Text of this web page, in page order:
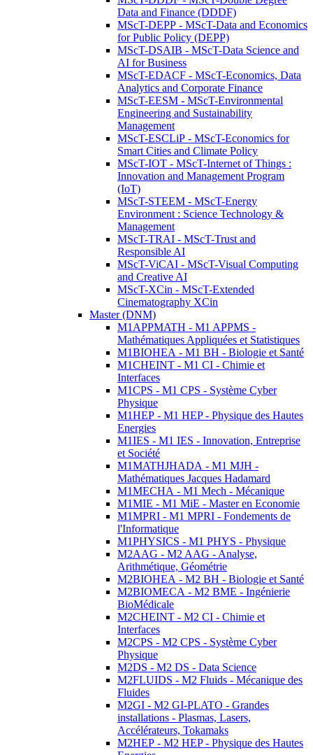
Data and Finance (DDDF)
MScT-DEPP - MScT-Data and Economics
for Public Policy (DEPP)
MScT-DSAIB - MScT-Data Science and
AI for Business
MScT-EDACF - MScT-Economics, Data
Analytics and Corporate Finance
MScT-EESM - MScT-Environmental
Engineering and Sustainability
Management
MScT-ESCLiP - MScT-Economics for
Smart Cities and Climate Policy
MScT-IOT - MScT-Internet of Things :
Innovation and Management Program
(IoT)
MScT-STEEM - MScT-Energy
Environment : Science Technology &
Management
MScT-TRAI - MScT-Trust and
Responsible AI
MScT-ViCAI - MScT-Visual Computing
and Creative AI
MScT-XCin - MScT-Extended
Cinematography XCin
Master (DNM)
M1APPMATH - M1 APPMS -
Mathématiques Appliquées et Statistiques
M1BIOHEA - M1 BH - Biologie et Santé
M1CHEINT - M1 CI - Chimie et
Interfaces
M1CPS - M1 CPS - Système Cyber
Physique
M1HEP - M1 HEP - Physique des Hautes
Energies
M1IES - M1 IES - Innovation, Entreprise
et Société
M1MATHJHADA - M1 MJH -
Mathématiques Jacques Hadamard
M1MECHA - M1 Mech - Mécanique
M1MIE - M1 MiE - Master en Economie
M1MPRI - M1 MPRI - Fondements de
l'Informatique
M1PHYSICS - M1 PHYS - Physique
M2AAG - M2 AAG - Analyse,
Arithmétique, Géométrie
M2BIOHEA - M2 BH - Biologie et Santé
M2BIOMECA - M2 BME - Ingénierie
BioMédicale
M2CHEINT - M2 CI - Chimie et
Interfaces
M2CPS - M2 CPS - Système Cyber
Physique
M2DS - M2 DS - Data Science
M2FLUIDS - M2 Fluids - Mécanique des
Fluides
M2GI - M2 GI-PLATO - Grandes
installations - Plasmas, Lasers,
Accélérateurs, Tokamaks
M2HEP - M2 HEP - Physique des Hautes